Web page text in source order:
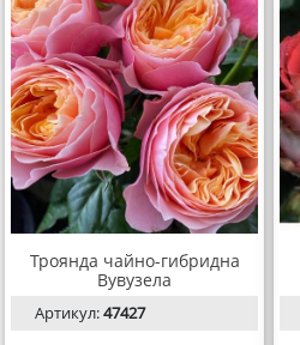
Троянда чайно-гибридна
Вувузела
Артикул:47427